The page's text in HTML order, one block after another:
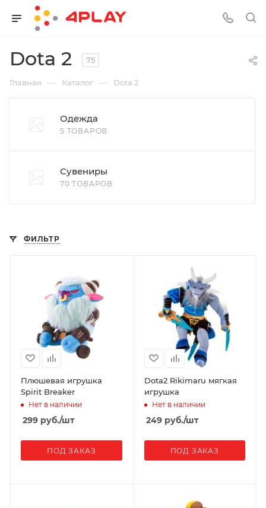
Dota 2 75
Главная — Каталог — Dota 2
Одежда
5 ТОВАРОВ
Сувениры
70 ТОВАРОВ
ФИЛЬТР
Плюшевая игрушка
Spirit Breaker
Нет в наличии
299 руб./шт
ПОД ЗАКАЗ
Dota2 Rikimaru мягкая
игрушка
Нет в наличии
249руб./шт
ПОД ЗАКАЗ